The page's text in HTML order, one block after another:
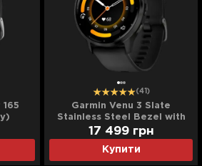
(41)
Garmin Venu 3 Slate
Stainless Steel Bezel with
Black Case and Silicone
Band
Купити
17 499 грн